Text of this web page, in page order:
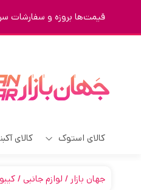
قیمت‌ها بروزه و سفارشات سریعا
کالای استوک کالای
جهان بازار لوازم جانبی